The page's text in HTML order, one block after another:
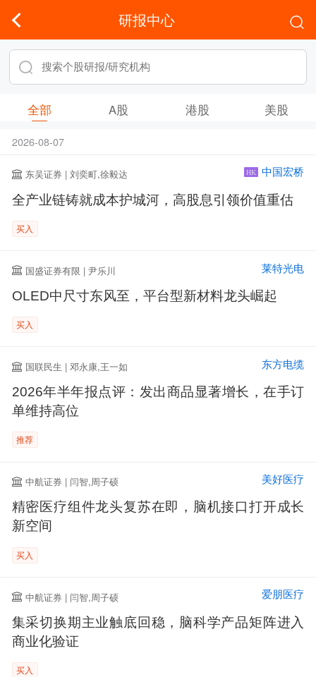
研报中心
全部 A股 港股 美股
2026-08-07
东吴证券 | 刘奕町,徐毅达 HK 中国宏桥
全产业链铸就成本护城河，高股息引领价值重估
买入
国盛证券有限 | 尹乐川 莱特光电
OLED中尺寸东风至，平台型新材料龙头崛起
买入
国联民生 | 邓永康,王一如 东方电缆
2026年半年报点评：发出商品显著增长，在手订
单维持高位
推荐
中航证券 | 闫智,周子硕 美好医疗
精密医疗组件龙头复苏在即，脑机接口打开成长
新空间
买入
中航证券 | 闫智,周子硕 爱朋医疗
集采切换期主业触底回稳，脑科学产品矩阵进入
商业化验证
买入